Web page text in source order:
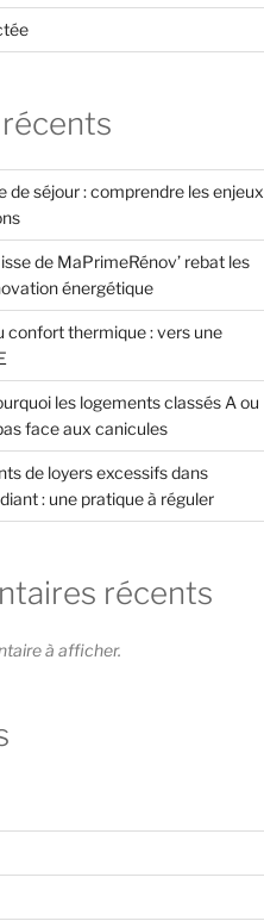
de séjour : comprendre les enjeux
de MaPrimeRénov’ rebat les
énergétique
confort thermique : vers une
les logements classés A ou
face aux canicules
de loyers excessifs dans
: une pratique à réguler
récents
à afficher.